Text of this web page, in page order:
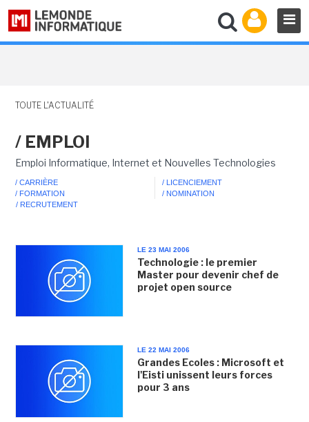
TOUTE L'ACTUALITÉ
/ EMPLOI
Emploi Informatique, Internet et Nouvelles Technologies
/ CARRIÈRE
/ FORMATION
/ LICENCIEMENT
/ NOMINATION
/ RECRUTEMENT
LE 23 MAI 2006
Technologie : le premier
Master pour devenir chef de
projet open source
LE 22 MAI 2006
Grandes Ecoles : Microsoft et
l'Eisti unissent leurs forces
pour 3 ans